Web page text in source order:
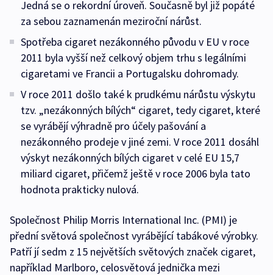
Jedná se o rekordní úroveň. Současně byl již popáté
za sebou zaznamenán meziroční nárůst.
Spotřeba cigaret nezákonného původu v EU v roce
2011 byla vyšší než celkový objem trhu s legálními
cigaretami ve Francii a Portugalsku dohromady.
V roce 2011 došlo také k prudkému nárůstu výskytu
tzv. „nezákonných bílých“ cigaret, tedy cigaret, které
se vyrábějí výhradně pro účely pašování a
nezákonného prodeje v jiné zemi. V roce 2011 dosáhl
výskyt nezákonných bílých cigaret v celé EU 15,7
miliard cigaret, přičemž ještě v roce 2006 byla tato
hodnota prakticky nulová.
Společnost Philip Morris International Inc. (PMI) je
přední světová společnost vyrábějící tabákové výrobky.
Patří jí sedm z 15 největších světových značek cigaret,
například Marlboro, celosvětová jednička mezi